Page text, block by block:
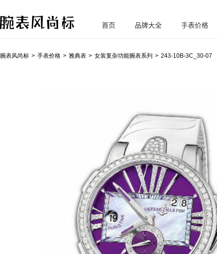
腕
首页 品牌大全 手表价格
腕表风尚标 手表价格 雅典表 女装复杂功能腕表系列 243-10B-3C_30-07